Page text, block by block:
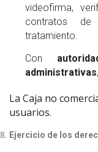
videofirma,
contratos
tratamiento.
Con
administrativas
La Caja no
usuarios.
Ejercicio de los